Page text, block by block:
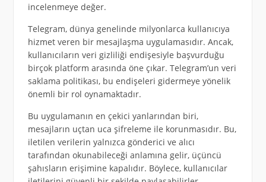
incelenmeye değer.
Telegram, dünya genelinde milyonlarca kullanıcıya
hizmet veren bir mesajlaşma uygulamasıdır. Ancak,
kullanıcıların veri gizliliği endişesiyle başvurduğu
birçok platform arasında öne çıkar. Telegram’un veri
saklama politikası, bu endişeleri gidermeye yönelik
önemli bir rol oynamaktadır.
Bu uygulamanın en çekici yanlarından biri,
mesajların uçtan uca şifreleme ile korunmasıdır. Bu,
iletilen verilerin yalnızca gönderici ve alıcı
tarafından okunabileceği anlamına gelir, üçüncü
şahısların erişimine kapalıdır. Böylece, kullanıcılar